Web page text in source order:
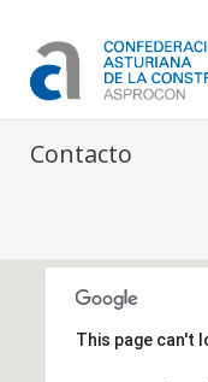
Contacto
This page can't